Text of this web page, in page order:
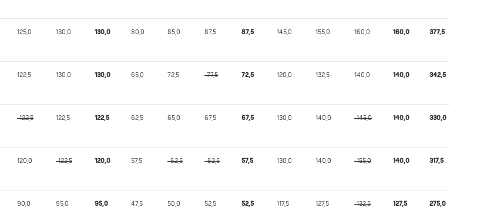
125,0 130,0 130,0 80,0 85,0 87,5 87,5 145,0 155,0 160,0 160,0 377,5
122,5 130,0 130,0 65,0 72,5 -77,5 72,5 120,0 132,5 140,0 140,0 342,5
-122,5 122,5 122,5 62,5 65,0 67,5 67,5 130,0 140,0 -145,0 140,0 330,0
120,0 -122,5 120,0 57,5 -62,5 -62,5 57,5 130,0 140,0 -155,0 140,0 317,5
90,0 95,0 95,0 47,5 50,0 52,5 52,5 117,5 127,5 -132,5 127,5 275,0